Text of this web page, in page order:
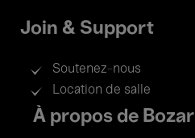
Join & Support
Soutenez-nous
Location de salle
Footer
menu
À propos de Bozar